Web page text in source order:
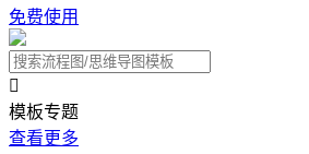
免费使用

模板专题
查看更多